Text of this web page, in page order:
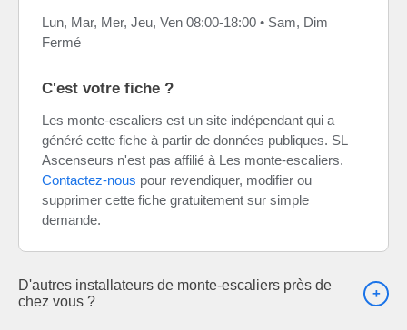
Lun, Mar, Mer, Jeu, Ven 08:00-18:00 • Sam, Dim
Fermé
C'est votre fiche ?
Les monte-escaliers est un site indépendant qui a
généré cette fiche à partir de données publiques. SL
Ascenseurs n'est pas affilié à Les monte-escaliers.
Contactez-nous pour revendiquer, modifier ou
supprimer cette fiche gratuitement sur simple
demande.
D'autres installateurs de monte-escaliers près de
chez vous ?